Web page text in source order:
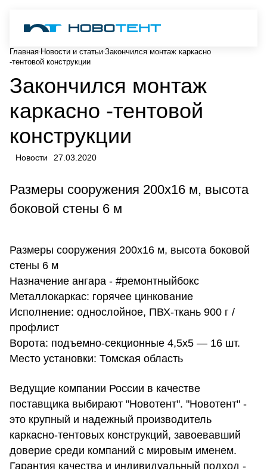
Главная Новости и статьи Закончился монтаж каркасно
-тентовой конструкции
Закончился монтаж
каркасно -тентовой
конструкции
Новости 27.03.2020
Размеры сооружения 200х16 м, высота
боковой стены 6 м
Размеры сооружения 200х16 м, высота боковой
стены 6 м
Назначение ангара - #ремонтныйбокс
Металлокаркас: горячее цинкование
Исполнение: однослойное, ПВХ-ткань 900 г /
профлист
Ворота: подъемно-секционные 4,5х5 — 16 шт.
Место установки: Томская область
Ведущие компании России в качестве
поставщика выбирают "Новотент". "Новотент" -
это крупный и надежный производитель
каркасно-тентовых конструкций, завоевавший
доверие среди компаний с мировым именем.
Гарантия качества и индивидуальный подход -